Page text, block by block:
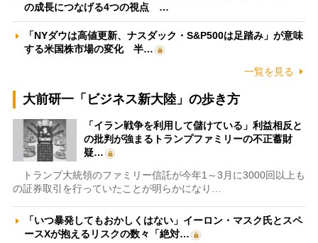
の成長につなげる4つの視点 …
「NYダウは高値更新、ナスダック・S&P500は足踏み」が意味
する米国株市場の変化 半…
一覧を見る
大前研一「ビジネス新大陸」の歩き方
「イラン戦争を利用して儲けている」利益相反と
の批判が強まるトランプファミリーの不正蓄財
疑…
トランプ大統領のファミリー信託が今年1～3月に3000回以上も
の証券取引を行っていたことが明らかになり…
「いつ暴発してもおかしくはない」イーロン・マスク氏とスペ
ースXが抱えるリスクの数々「絶対…